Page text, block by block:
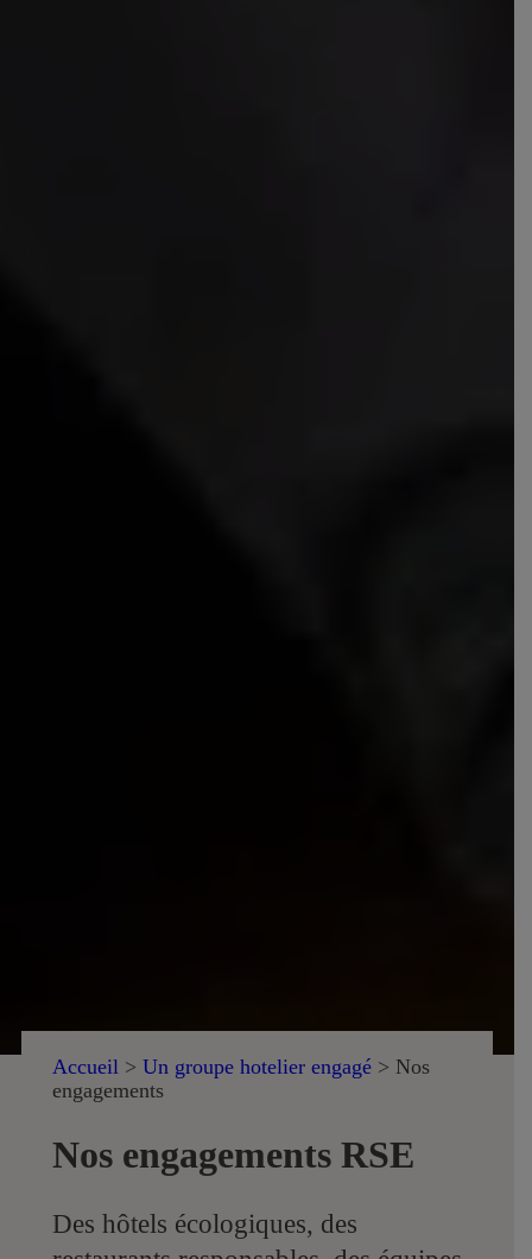
Accueil > Un groupe hotelier engagé > Nos
engagements
Nos engagements RSE
Des hôtels écologiques, des